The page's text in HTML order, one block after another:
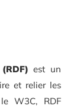
est un
et relier les
W3C, RDF